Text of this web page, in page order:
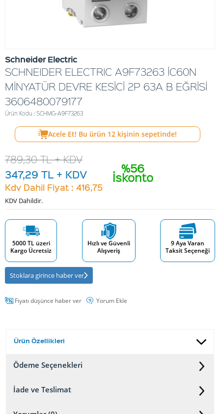
Schneider Electric
SCHNEIDER ELECTRIC A9F73263 İC60N
MİNYATÜR DEVRE KESİCİ 2P 63A B EĞRİSİ
3606480079177
Ürün Kodu : SCHMG-A9F73263
Acele Et! Bu ürün 12 kişinin sepetinde!
%56
İskonto
789,30TL + KDV
347,29 TL + KDV
Kdv Dahil Fiyat : 416,75
KDV Dahildir.
5000 TL üzeri
Kargo Ücretsiz
Hızlı ve Güvenli
Alışveriş
9 Aya Varan
Taksit Seçeneği
Stoklara girince haber ver
Fiyatı düşünce haber ver Yorum Ekle
Ürün Özellikleri
Ödeme Seçenekleri
İade ve Teslimat